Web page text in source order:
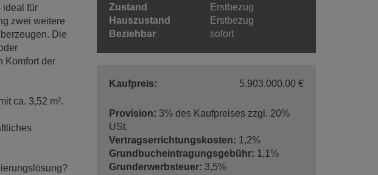
ideal für
zwei weitere
Die
Komfort der
ca. 3,52 m².
Zustand
Erstbezug
Hauszustand
Erstbezug
Beziehbar
sofort
Kaufpreis: 5.903.000,00 €
Provision: 3% des Kaufpreises zzgl. 20%
USt.
Vertragserrichtungskosten: 1,2%
Grundbucheintragungsgebühr: 1,1%
Grunderwerbsteuer: 3,5%